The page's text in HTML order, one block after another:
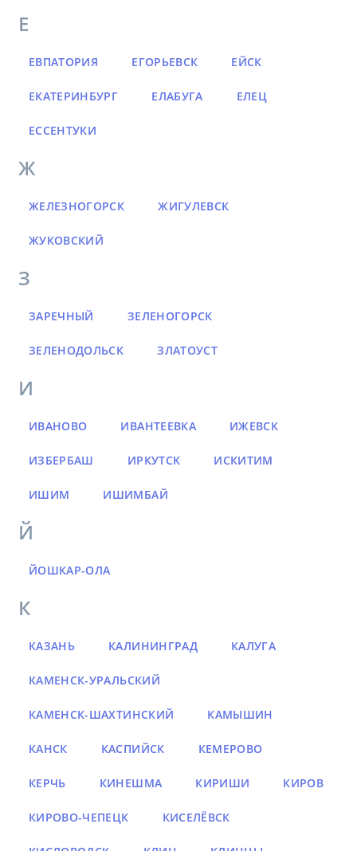
Е
ЕВПАТОРИЯ ЕГОРЬЕВСК ЕЙСК
ЕКАТЕРИНБУРГ ЕЛАБУГА ЕЛЕЦ
ЕССЕНТУКИ
Ж
ЖЕЛЕЗНОГОРСК ЖИГУЛЕВСК
ЖУКОВСКИЙ
З
ЗАРЕЧНЫЙ ЗЕЛЕНОГОРСК
ЗЕЛЕНОДОЛЬСК ЗЛАТОУСТ
И
ИВАНОВО ИВАНТЕЕВКА ИЖЕВСК
ИЗБЕРБАШ ИРКУТСК ИСКИТИМ
ИШИМ ИШИМБАЙ
Й
ЙОШКАР-ОЛА
К
КАЗАНЬ КАЛИНИНГРАД КАЛУГА
КАМЕНСК-УРАЛЬСКИЙ
КАМЕНСК-ШАХТИНСКИЙ КАМЫШИН
КАНСК КАСПИЙСК КЕМЕРОВО
КЕРЧЬ КИНЕШМА КИРИШИ КИРОВ
КИРОВО-ЧЕПЕЦК КИСЕЛЁВСК